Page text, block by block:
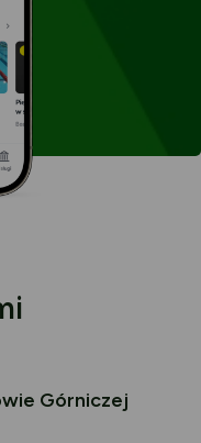
Górniczej